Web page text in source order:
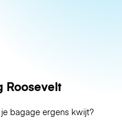
Roosevelt
bagage ergens kwijt?